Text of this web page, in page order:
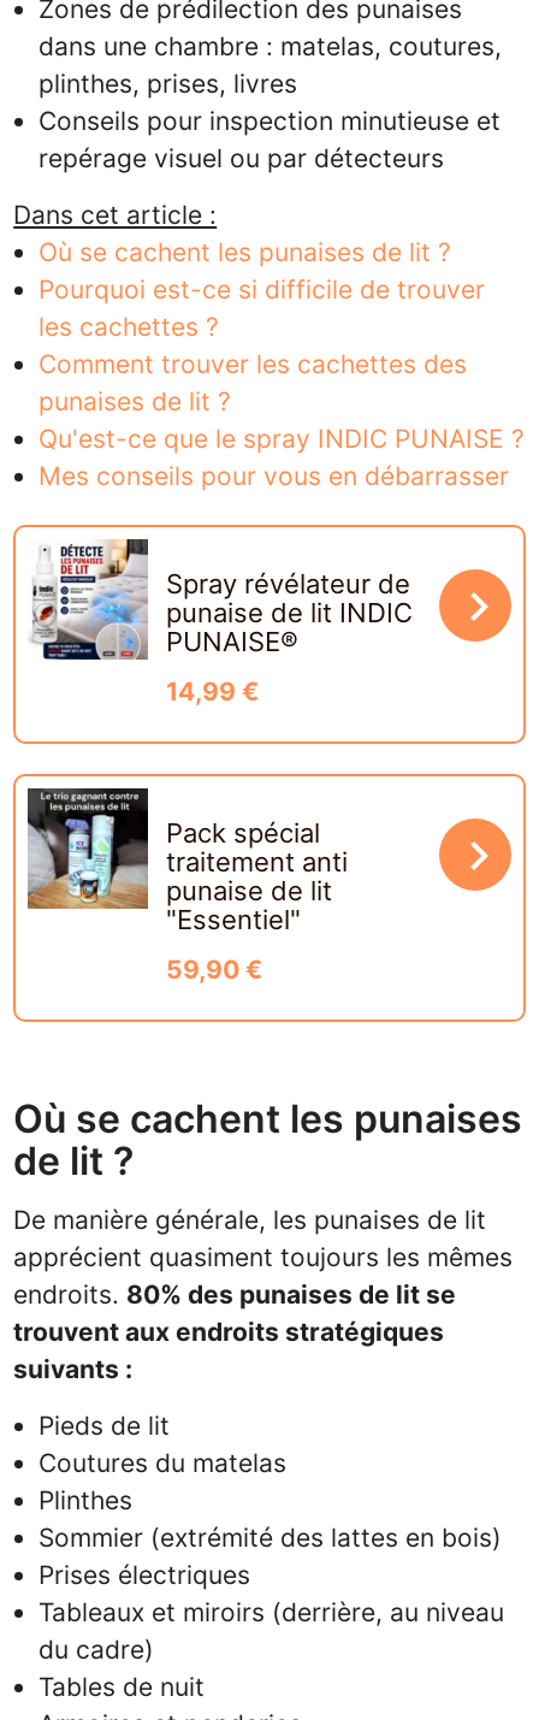
Zones de prédilection des punaises
dans une chambre : matelas, coutures,
plinthes, prises, livres
Conseils pour inspection minutieuse et
repérage visuel ou par détecteurs
Dans cet article :
Où se cachent les punaises de lit ?
Pourquoi est-ce si difficile de trouver
les cachettes ?
Comment trouver les cachettes des
punaises de lit ?
Qu'est-ce que le spray INDIC PUNAISE ?
Mes conseils pour vous en débarrasser
Spray révélateur de
punaise de lit INDIC
PUNAISE®
14,99 €
navigate_next
Pack spécial
traitement anti
punaise de lit
"Essentiel"
59,90 €
navigate_next
Où se cachent les punaises
de lit ?
De manière générale, les punaises de lit
apprécient quasiment toujours les mêmes
endroits. 80% des punaises de lit se
trouvent aux endroits stratégiques
suivants :
Pieds de lit
Coutures du matelas
Plinthes
Sommier (extrémité des lattes en bois)
Prises électriques
Tableaux et miroirs (derrière, au niveau
du cadre)
Tables de nuit